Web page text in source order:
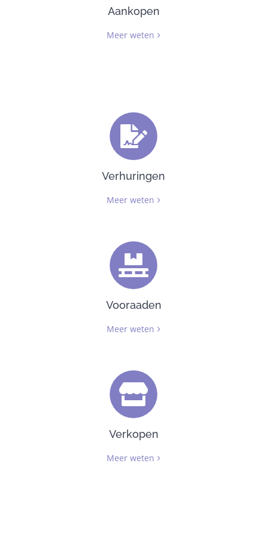
Aankopen
Meer weten
Verhuringen
Meer weten
Vooraaden
Meer weten
Verkopen
Meer weten